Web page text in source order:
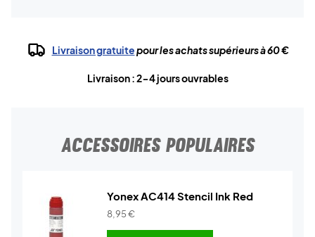
Livraison gratuitepour les achats supérieurs à 60 €
Livraison : 2-4 jours ouvrables
ACCESSOIRES POPULAIRES
Yonex AC414 Stencil Ink Red
8,95€